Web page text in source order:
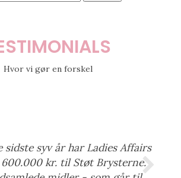
Hvor vi gør en forskel
sidste syv år har Ladies Affairs
kr. til Støt Brysterne.